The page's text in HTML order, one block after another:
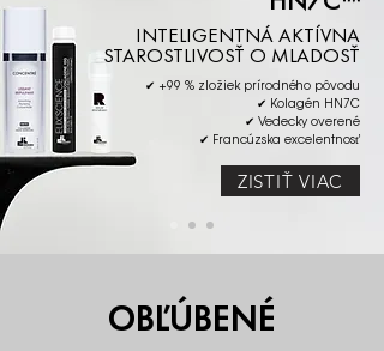
INTELIGENTNÁ AKTÍVNA
STAROSTLIVOSŤ O MLADOSŤ
✔ +99 % zložiek prírodného pôvodu
✔ Kolagén HN7C
✔ Vedecky overené
✔ Francúzska excelentnosť
ZISTIŤ VIAC
OBĽÚBENÉ